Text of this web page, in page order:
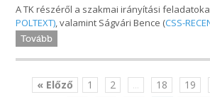
A TK részéről a szakmai irányítási
POLTEXT), valamint Ságvári Bence (CSS-
Tovább
« Előző 1 2 ... 18 19